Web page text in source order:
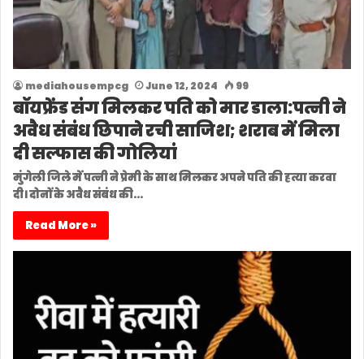
mediahousempcg June 12, 2024 99
बॉयफ्रेंड संग मिलकर पति को मार डाला:पत्नी ने
अवैध संबंध छिपाने रची साजिश; शराब में मिला
दी सल्फास की गोलियां
मुंगेली जिले में पत्नी ने प्रेमी के साथ मिलकर अपने पति की हत्या करवा
दी। दोनों के अवैध संबंध की…
Read More »